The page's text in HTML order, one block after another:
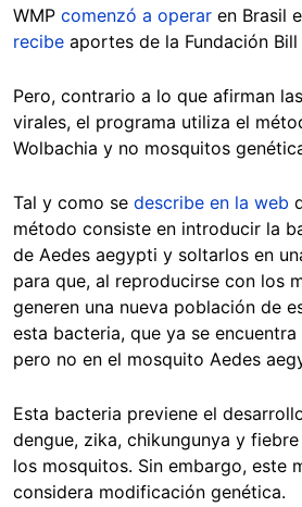
WMP comenzó a operar en Brasil
recibe aportes de la Fundación
Pero, contrario a lo que afirman
virales, el programa utiliza el
Wolbachia y no mosquitos
Tal y como se describe en la web
método consiste en introducir la
de Aedes aegypti y soltarlos en
para que, al reproducirse con los
generen una nueva población de
esta bacteria, que ya se
pero no en el mosquito Aedes
Esta bacteria previene el
dengue, zika, chikungunya y
los mosquitos. Sin embargo, este
considera modificación genética.